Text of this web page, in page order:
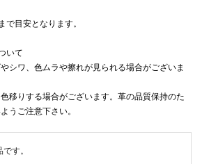
目安となります。
いて
シワ、色ムラや擦れが見られる場合がございま
移りする場合がございます。革の品質保持のた
うご注意下さい。
す。